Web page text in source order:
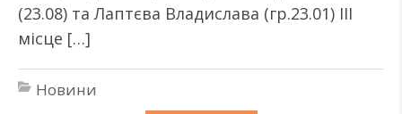
(23.08) та Лаптєва Владислава (гр.23.01) ІІІ
місце […]
Новини